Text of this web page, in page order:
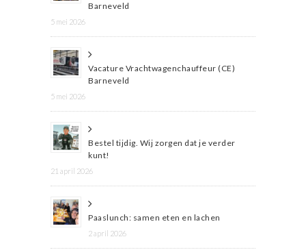
Barneveld
5 mei 2026
Vacature Vrachtwagenchauffeur (CE)
Barneveld
5 mei 2026
Bestel tijdig. Wij zorgen dat je verder
kunt!
21 april 2026
Paaslunch: samen eten en lachen
2 april 2026